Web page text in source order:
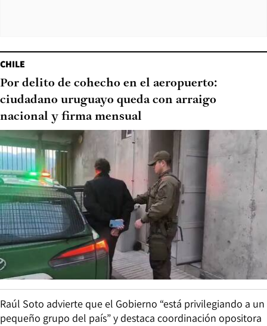
CHILE
Por delito de cohecho en el aeropuerto:
ciudadano uruguayo queda con arraigo
nacional y firma mensual
Raúl Soto advierte que el Gobierno “está privilegiando a un
pequeño grupo del país” y destaca coordinación opositora